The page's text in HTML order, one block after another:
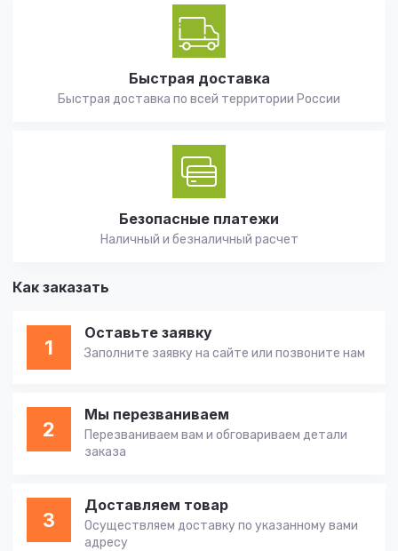
Быстрая доставка
Быстрая доставка по всей территории России
Безопасные платежи
Наличный и безналичный расчет
Как заказать
1
Оставьте заявку
Заполните заявку на сайте или позвоните нам
2
Мы перезваниваем
Перезваниваем вам и обговариваем детали
заказа
3
Доставляем товар
Осуществляем доставку по указанному вами
адресу